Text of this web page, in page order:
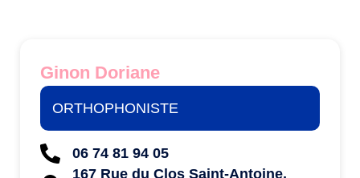
Ginon Doriane
ORTHOPHONISTE
06 74 81 94 05
167 Rue du Clos Saint-Antoine,